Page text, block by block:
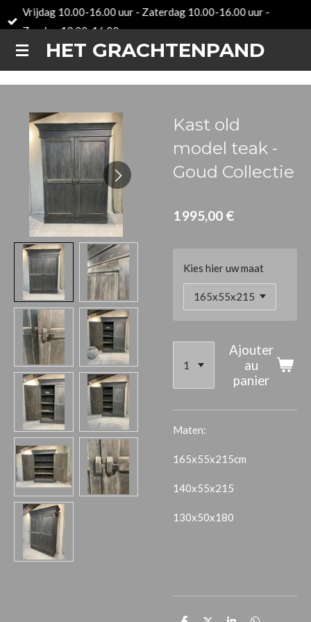
Passer
contenu
principal
HET GRACHTENPAND
Vrijdag 10.00-16.00 uur - Zaterdag 10.00-16.00 uur -
Zondag 12.00-16.00 uur
Kast old
model teak -
Goud Collectie
1 995,00 €
Kies hier uw maat
Ajouter
au
panier
Maten:
165x55x215cm
140x55x215
130x50x180